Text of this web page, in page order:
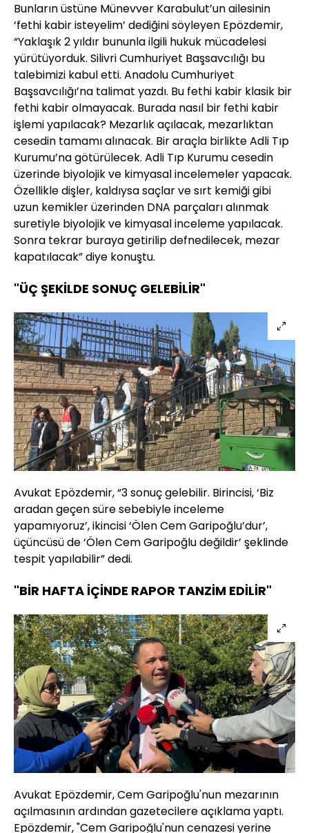
Bunların üstüne Münevver Karabulut’un ailesinin
‘fethi kabir isteyelim’ dediğini söyleyen Epözdemir,
“Yaklaşık 2 yıldır bununla ilgili hukuk mücadelesi
yürütüyorduk. Silivri Cumhuriyet Başsavcılığı bu
talebimizi kabul etti. Anadolu Cumhuriyet
Başsavcılığı’na talimat yazdı. Bu fethi kabir klasik bir
fethi kabir olmayacak. Burada nasıl bir fethi kabir
işlemi yapılacak? Mezarlık açılacak, mezarlıktan
cesedin tamamı alınacak. Bir araçla birlikte Adli Tıp
Kurumu’na götürülecek. Adli Tıp Kurumu cesedin
üzerinde biyolojik ve kimyasal incelemeler yapacak.
Özellikle dişler, kaldıysa saçlar ve sırt kemiği gibi
uzun kemikler üzerinden DNA parçaları alınmak
suretiyle biyolojik ve kimyasal inceleme yapılacak.
Sonra tekrar buraya getirilip defnedilecek, mezar
kapatılacak” diye konuştu.
"ÜÇ ŞEKİLDE SONUÇ GELEBİLİR"
Avukat Epözdemir, “3 sonuç gelebilir. Birincisi, ‘Biz
aradan geçen süre sebebiyle inceleme
yapamıyoruz’, ikincisi ‘Ölen Cem Garipoğlu’dur’,
üçüncüsü de ‘Ölen Cem Garipoğlu değildir’ şeklinde
tespit yapılabilir” dedi.
"BİR HAFTA İÇİNDE RAPOR TANZİM EDİLİR"
Avukat Epözdemir, Cem Garipoğlu'nun mezarının
açılmasının ardından gazetecilere açıklama yaptı.
Epözdemir, "Cem Garipoğlu'nun cenazesi yerine